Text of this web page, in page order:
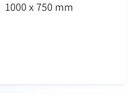
1000 x 750 mm